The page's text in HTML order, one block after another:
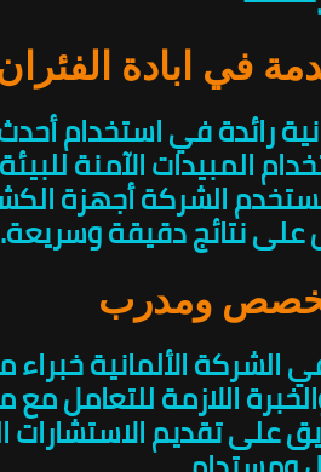
في ابادة
رائدة في استخدام
المبيدات الآمنة
الشركة أجهزة
نتائج دقيقة وسريعة.
ومدرب
الألمانية خبراء
اللازمة للتعامل
على تقديم